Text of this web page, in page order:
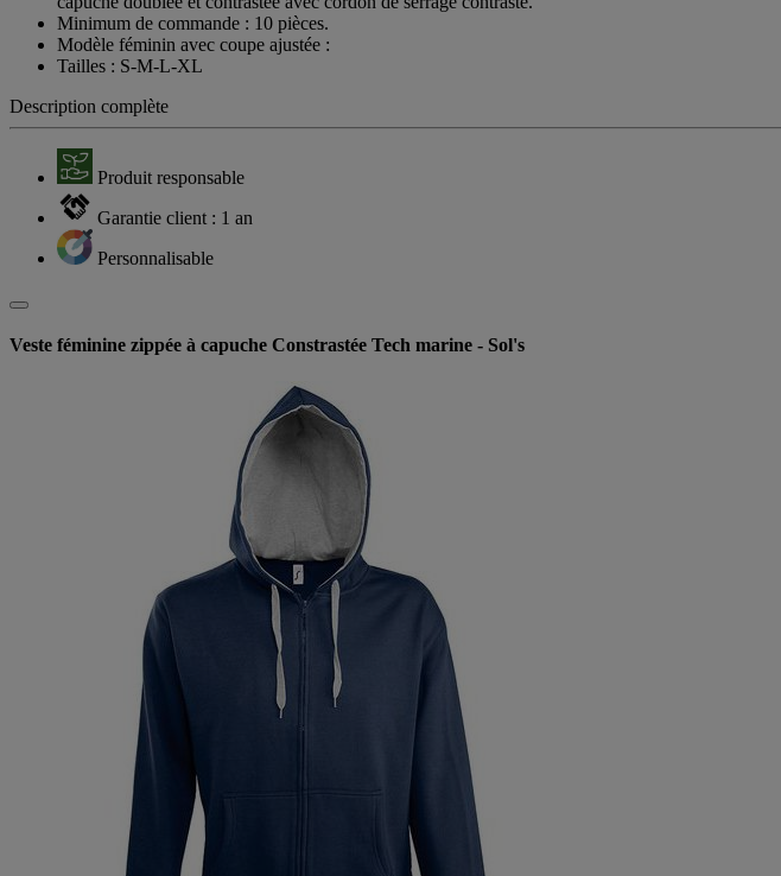
Minimum de commande : 10 pièces.
Modèle féminin avec coupe ajustée :
Tailles : S-M-L-XL
Description complète
Produit responsable
Garantie client : 1 an
Personnalisable
Veste féminine zippée à capuche Constrastée Tech marine - Sol's